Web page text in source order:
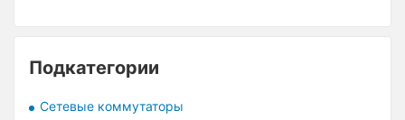
Подкатегории
Сетевые коммутаторы